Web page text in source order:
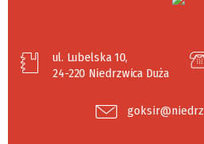
ul. Lubelska 10,
24-220 Niedrzwica Duża